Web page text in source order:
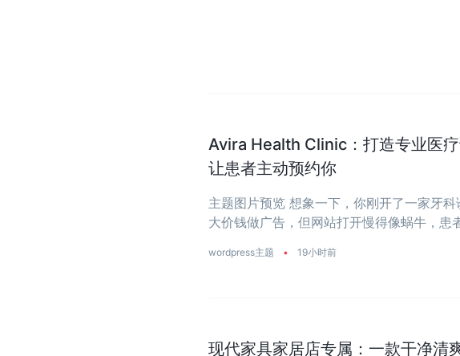
Avira Health Clinic：打造专业医
让患者主动预约你
主题图片预览 想象一下，你刚开了一家牙
大价钱做广告，但网站打开慢得像蜗牛，患
wordpress主题 • 19小时前
现代家具家居店专属：一款干净清